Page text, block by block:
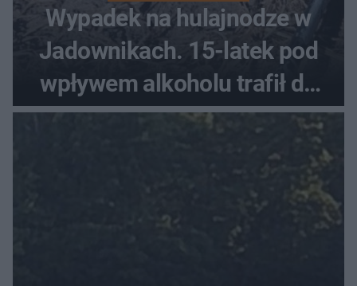
Wypadek na hulajnodze w
Jadownikach. 15-latek pod
wpływem alkoholu trafił do
szpitala